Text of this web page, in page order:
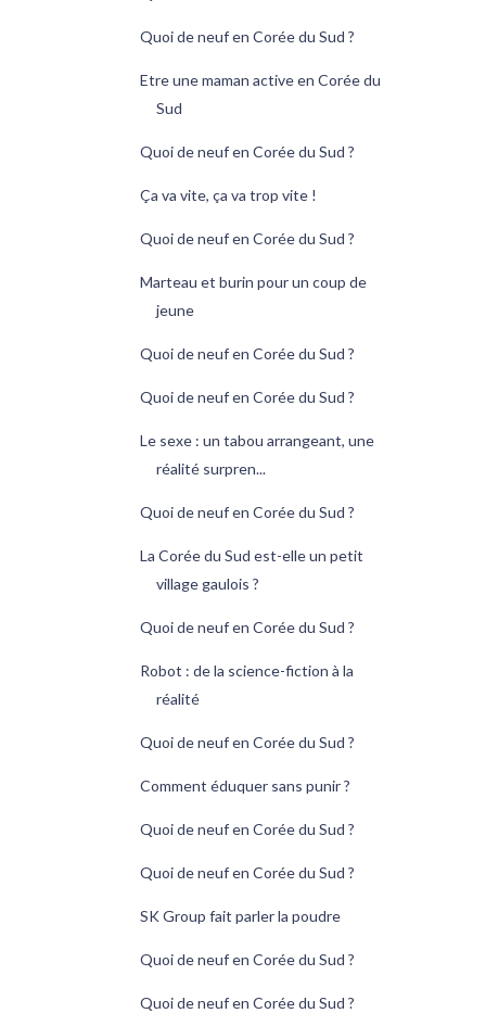
Quoi de neuf en Corée du Sud ?
Etre une maman active en Corée du
Sud
Quoi de neuf en Corée du Sud ?
Ça va vite, ça va trop vite !
Quoi de neuf en Corée du Sud ?
Marteau et burin pour un coup de
jeune
Quoi de neuf en Corée du Sud ?
Quoi de neuf en Corée du Sud ?
Le sexe : un tabou arrangeant, une
réalité surpren...
Quoi de neuf en Corée du Sud ?
La Corée du Sud est-elle un petit
village gaulois ?
Quoi de neuf en Corée du Sud ?
Robot : de la science-fiction à la
réalité
Quoi de neuf en Corée du Sud ?
Comment éduquer sans punir ?
Quoi de neuf en Corée du Sud ?
Quoi de neuf en Corée du Sud ?
SK Group fait parler la poudre
Quoi de neuf en Corée du Sud ?
Quoi de neuf en Corée du Sud ?